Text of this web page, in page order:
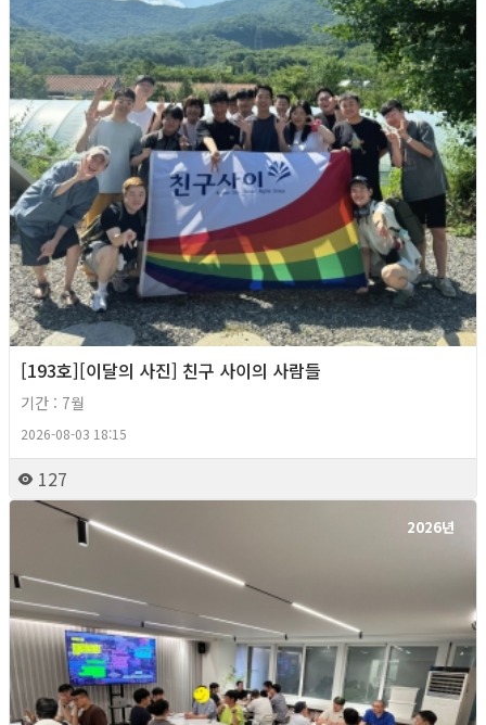
[193호][이달의 사진] 친구 사이의 사람들
기간 : 7월
2026-08-03 18:15
127
2026년